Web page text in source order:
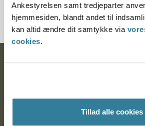
Ankestyrelsen samt tredjeparter
hjemmesiden, blandt andet til
kan altid ændre dit samtykke via
cookies.
Tillad alle cookies
21071-92
Ankestyrelsen